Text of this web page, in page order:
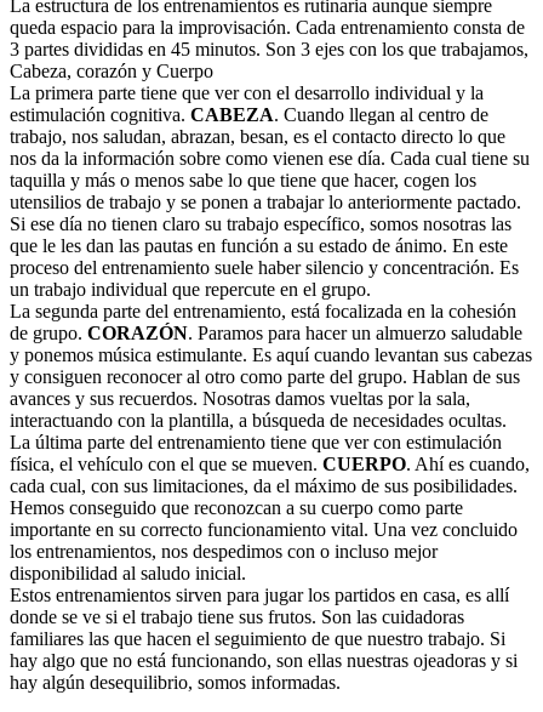
La estructura de los entrenamientos es rutinaria aunque siempre
queda espacio para la improvisación. Cada entrenamiento consta de
3 partes divididas en 45 minutos. Son 3 ejes con los que trabajamos,
Cabeza, corazón y Cuerpo
La primera parte tiene que ver con el desarrollo individual y la
estimulación cognitiva. CABEZA. Cuando llegan al centro de
trabajo, nos saludan, abrazan, besan, es el contacto directo lo que
nos da la información sobre como vienen ese día. Cada cual tiene su
taquilla y más o menos sabe lo que tiene que hacer, cogen los
utensilios de trabajo y se ponen a trabajar lo anteriormente pactado.
Si ese día no tienen claro su trabajo específico, somos nosotras las
que le les dan las pautas en función a su estado de ánimo. En este
proceso del entrenamiento suele haber silencio y concentración. Es
un trabajo individual que repercute en el grupo.
La segunda parte del entrenamiento, está focalizada en la cohesión
de grupo. CORAZÓN. Paramos para hacer un almuerzo saludable
y ponemos música estimulante. Es aquí cuando levantan sus cabezas
y consiguen reconocer al otro como parte del grupo. Hablan de sus
avances y sus recuerdos. Nosotras damos vueltas por la sala,
interactuando con la plantilla, a búsqueda de necesidades ocultas.
La última parte del entrenamiento tiene que ver con estimulación
física, el vehículo con el que se mueven. CUERPO. Ahí es cuando,
cada cual, con sus limitaciones, da el máximo de sus posibilidades.
Hemos conseguido que reconozcan a su cuerpo como parte
importante en su correcto funcionamiento vital. Una vez concluido
los entrenamientos, nos despedimos con o incluso mejor
disponibilidad al saludo inicial.
Estos entrenamientos sirven para jugar los partidos en casa, es allí
donde se ve si el trabajo tiene sus frutos. Son las cuidadoras
familiares las que hacen el seguimiento de que nuestro trabajo. Si
hay algo que no está funcionando, son ellas nuestras ojeadoras y si
hay algún desequilibrio, somos informadas.